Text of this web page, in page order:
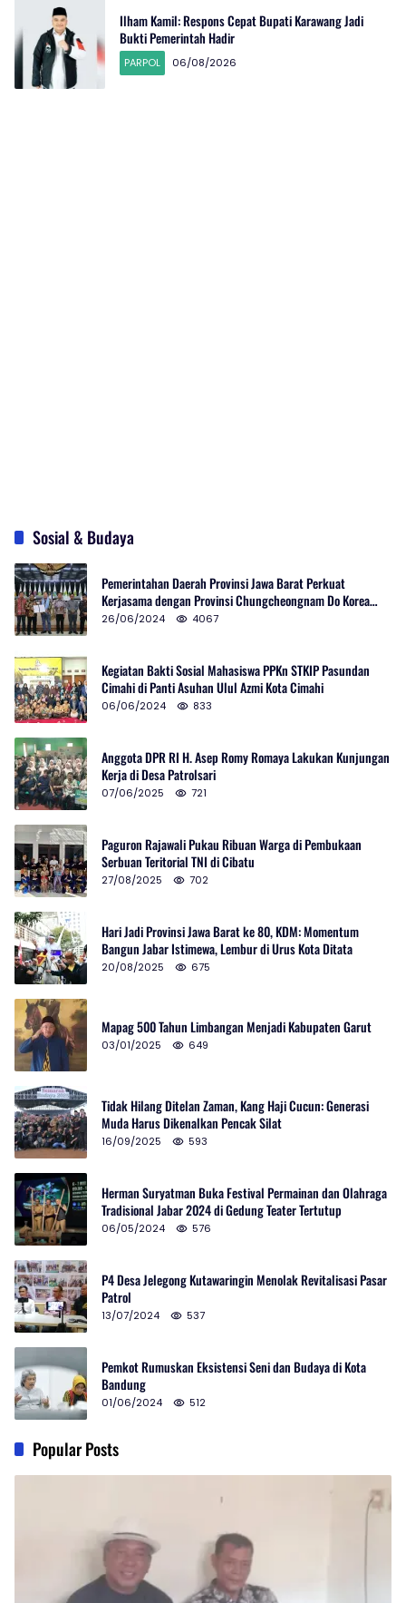
Ilham Kamil: Respons Cepat Bupati Karawang Jadi
Bukti Pemerintah Hadir
PARPOL 06/08/2026
Sosial & Budaya
Pemerintahan Daerah Provinsi Jawa Barat Perkuat
Kerjasama dengan Provinsi Chungcheongnam Do Korea
Selatan
26/06/2024 4067
Kegiatan Bakti Sosial Mahasiswa PPKn STKIP Pasundan
Cimahi di Panti Asuhan Ulul Azmi Kota Cimahi
06/06/2024 833
Anggota DPR RI H. Asep Romy Romaya Lakukan Kunjungan
Kerja di Desa Patrolsari
07/06/2025 721
Paguron Rajawali Pukau Ribuan Warga di Pembukaan
Serbuan Teritorial TNI di Cibatu
27/08/2025 702
Hari Jadi Provinsi Jawa Barat ke 80, KDM: Momentum
Bangun Jabar Istimewa, Lembur di Urus Kota Ditata
20/08/2025 675
Mapag 500 Tahun Limbangan Menjadi Kabupaten Garut
03/01/2025 649
Tidak Hilang Ditelan Zaman, Kang Haji Cucun: Generasi
Muda Harus Dikenalkan Pencak Silat
16/09/2025 593
Herman Suryatman Buka Festival Permainan dan Olahraga
Tradisional Jabar 2024 di Gedung Teater Tertutup
06/05/2024 576
P4 Desa Jelegong Kutawaringin Menolak Revitalisasi Pasar
Patrol
13/07/2024 537
Pemkot Rumuskan Eksistensi Seni dan Budaya di Kota
Bandung
01/06/2024 512
Popular Posts